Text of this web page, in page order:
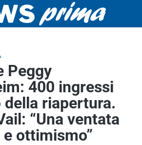
Peggy
400 ingressi
della riapertura.
“Una ventata
ottimismo”